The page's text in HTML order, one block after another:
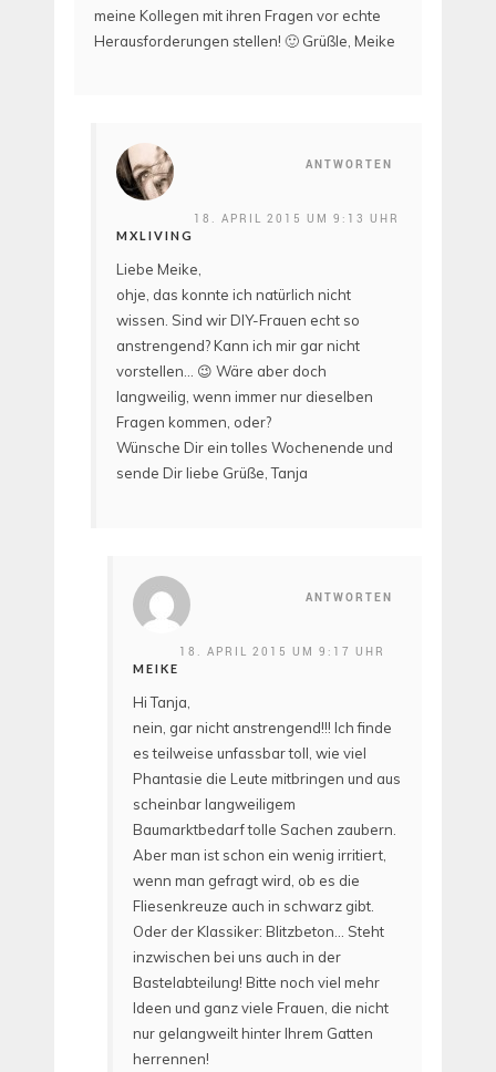
meine Kollegen mit ihren Fragen vor echte
Herausforderungen stellen! 🙂 Grüßle, Meike
ANTWORTEN
MXLIVING
18. APRIL 2015 UM 9:13 UHR
Liebe Meike,
ohje, das konnte ich natürlich nicht
wissen. Sind wir DIY-Frauen echt so
anstrengend? Kann ich mir gar nicht
vorstellen… 😉 Wäre aber doch
langweilig, wenn immer nur dieselben
Fragen kommen, oder?
Wünsche Dir ein tolles Wochenende und
sende Dir liebe Grüße, Tanja
ANTWORTEN
MEIKE
18. APRIL 2015 UM 9:17 UHR
Hi Tanja,
nein, gar nicht anstrengend!!! Ich finde
es teilweise unfassbar toll, wie viel
Phantasie die Leute mitbringen und aus
scheinbar langweiligem
Baumarktbedarf tolle Sachen zaubern.
Aber man ist schon ein wenig irritiert,
wenn man gefragt wird, ob es die
Fliesenkreuze auch in schwarz gibt.
Oder der Klassiker: Blitzbeton… Steht
inzwischen bei uns auch in der
Bastelabteilung! Bitte noch viel mehr
Ideen und ganz viele Frauen, die nicht
nur gelangweilt hinter Ihrem Gatten
herrennen!